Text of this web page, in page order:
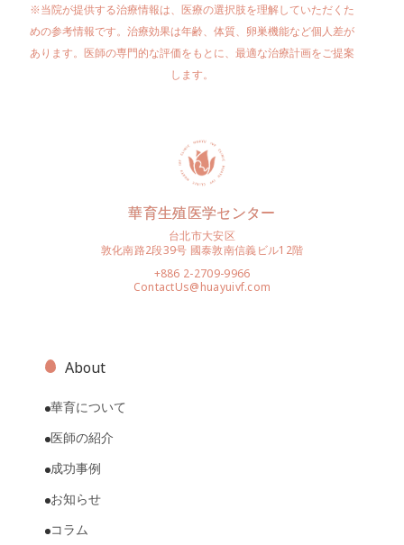
※当院が提供する治療情報は、医療の選択肢を理解していただくた
めの参考情報です。治療効果は年齢、体質、卵巣機能など個人差が
あります。医師の専門的な評価をもとに、最適な治療計画をご提案
します。
華育生殖医学センター
台北市大安区
敦化南路2段39号 國泰敦南信義ビル12階
+886 2-2709-9966
ContactUs@huayuivf.com
About
華育について
医師の紹介
成功事例
お知らせ
コラム